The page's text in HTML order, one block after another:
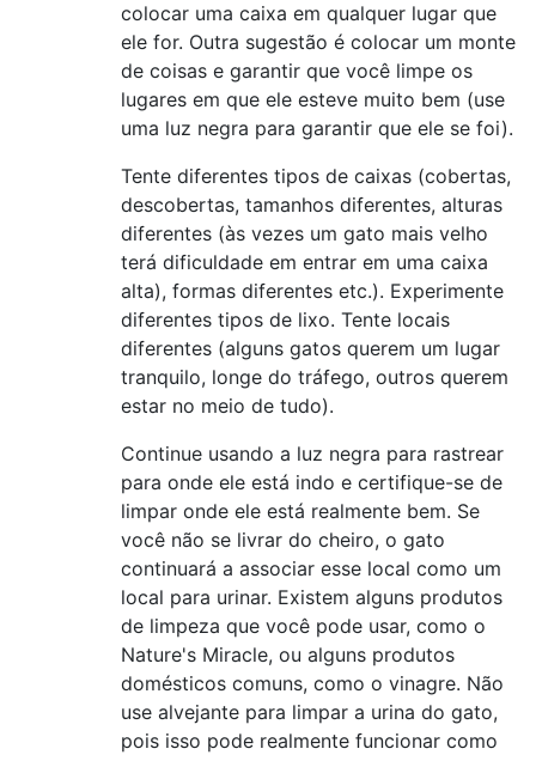
colocar uma caixa em qualquer lugar que
ele for. Outra sugestão é colocar um monte
de coisas e garantir que você limpe os
lugares em que ele esteve muito bem (use
uma luz negra para garantir que ele se foi).
Tente diferentes tipos de caixas (cobertas,
descobertas, tamanhos diferentes, alturas
diferentes (às vezes um gato mais velho
terá dificuldade em entrar em uma caixa
alta), formas diferentes etc.). Experimente
diferentes tipos de lixo. Tente locais
diferentes (alguns gatos querem um lugar
tranquilo, longe do tráfego, outros querem
estar no meio de tudo).
Continue usando a luz negra para rastrear
para onde ele está indo e certifique-se de
limpar onde ele está realmente bem. Se
você não se livrar do cheiro, o gato
continuará a associar esse local como um
local para urinar. Existem alguns produtos
de limpeza que você pode usar, como o
Nature's Miracle, ou alguns produtos
domésticos comuns, como o vinagre. Não
use alvejante para limpar a urina do gato,
pois isso pode realmente funcionar como